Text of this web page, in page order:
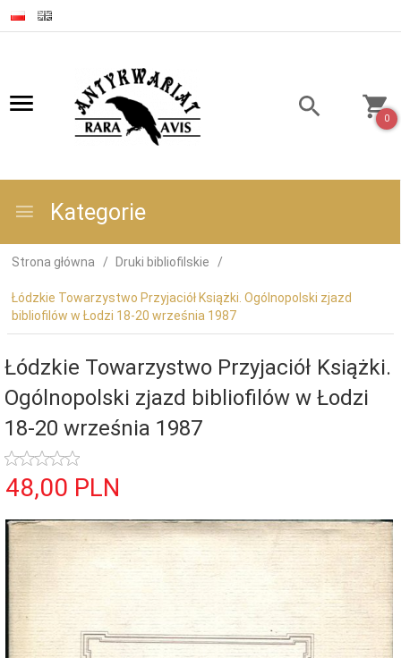
0
Kategorie
Strona główna Druki bibliofilskie
Łódzkie Towarzystwo Przyjaciół Książki. Ogólnopolski zjazd
bibliofilów w Łodzi 18-20 września 1987
Łódzkie Towarzystwo Przyjaciół Książki.
Ogólnopolski zjazd bibliofilów w Łodzi
18-20 września 1987
48,00 PLN